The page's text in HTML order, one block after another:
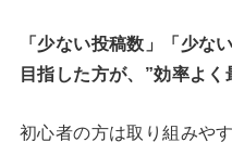
「少ない投稿数」「少な
目指した方が、”効率よく
初心者の方は取り組みや